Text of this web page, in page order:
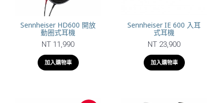
Sennheiser HD600 開放
動圈式耳機
NT 11,990
加入購物車
Sennheiser IE 600 入耳
式耳機
NT 23,900
加入購物車